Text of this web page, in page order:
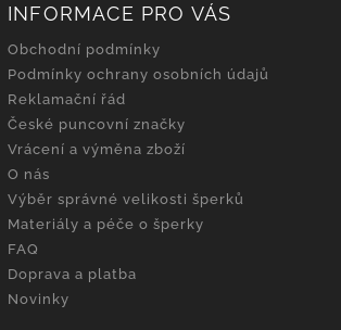
INFORMACE PRO VÁS
Obchodní podmínky
Podmínky ochrany osobních údajů
Reklamační řád
České puncovní značky
Vrácení a výměna zboží
O nás
Výběr správné velikosti šperků
Materiály a péče o šperky
FAQ
Doprava a platba
Novinky